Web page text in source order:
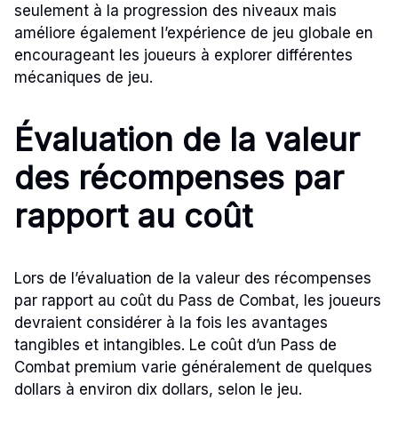
seulement à la progression des niveaux mais
améliore également l’expérience de jeu globale en
encourageant les joueurs à explorer différentes
mécaniques de jeu.
Évaluation de la valeur
des récompenses par
rapport au coût
Lors de l’évaluation de la valeur des récompenses
par rapport au coût du Pass de Combat, les joueurs
devraient considérer à la fois les avantages
tangibles et intangibles. Le coût d’un Pass de
Combat premium varie généralement de quelques
dollars à environ dix dollars, selon le jeu.